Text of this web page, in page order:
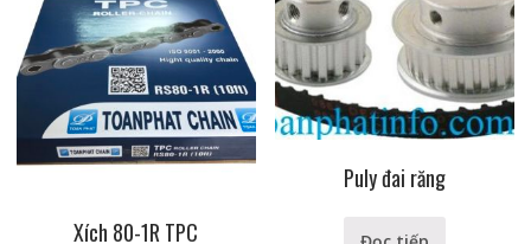
Xích 80-1R TPC
Puly đai răng